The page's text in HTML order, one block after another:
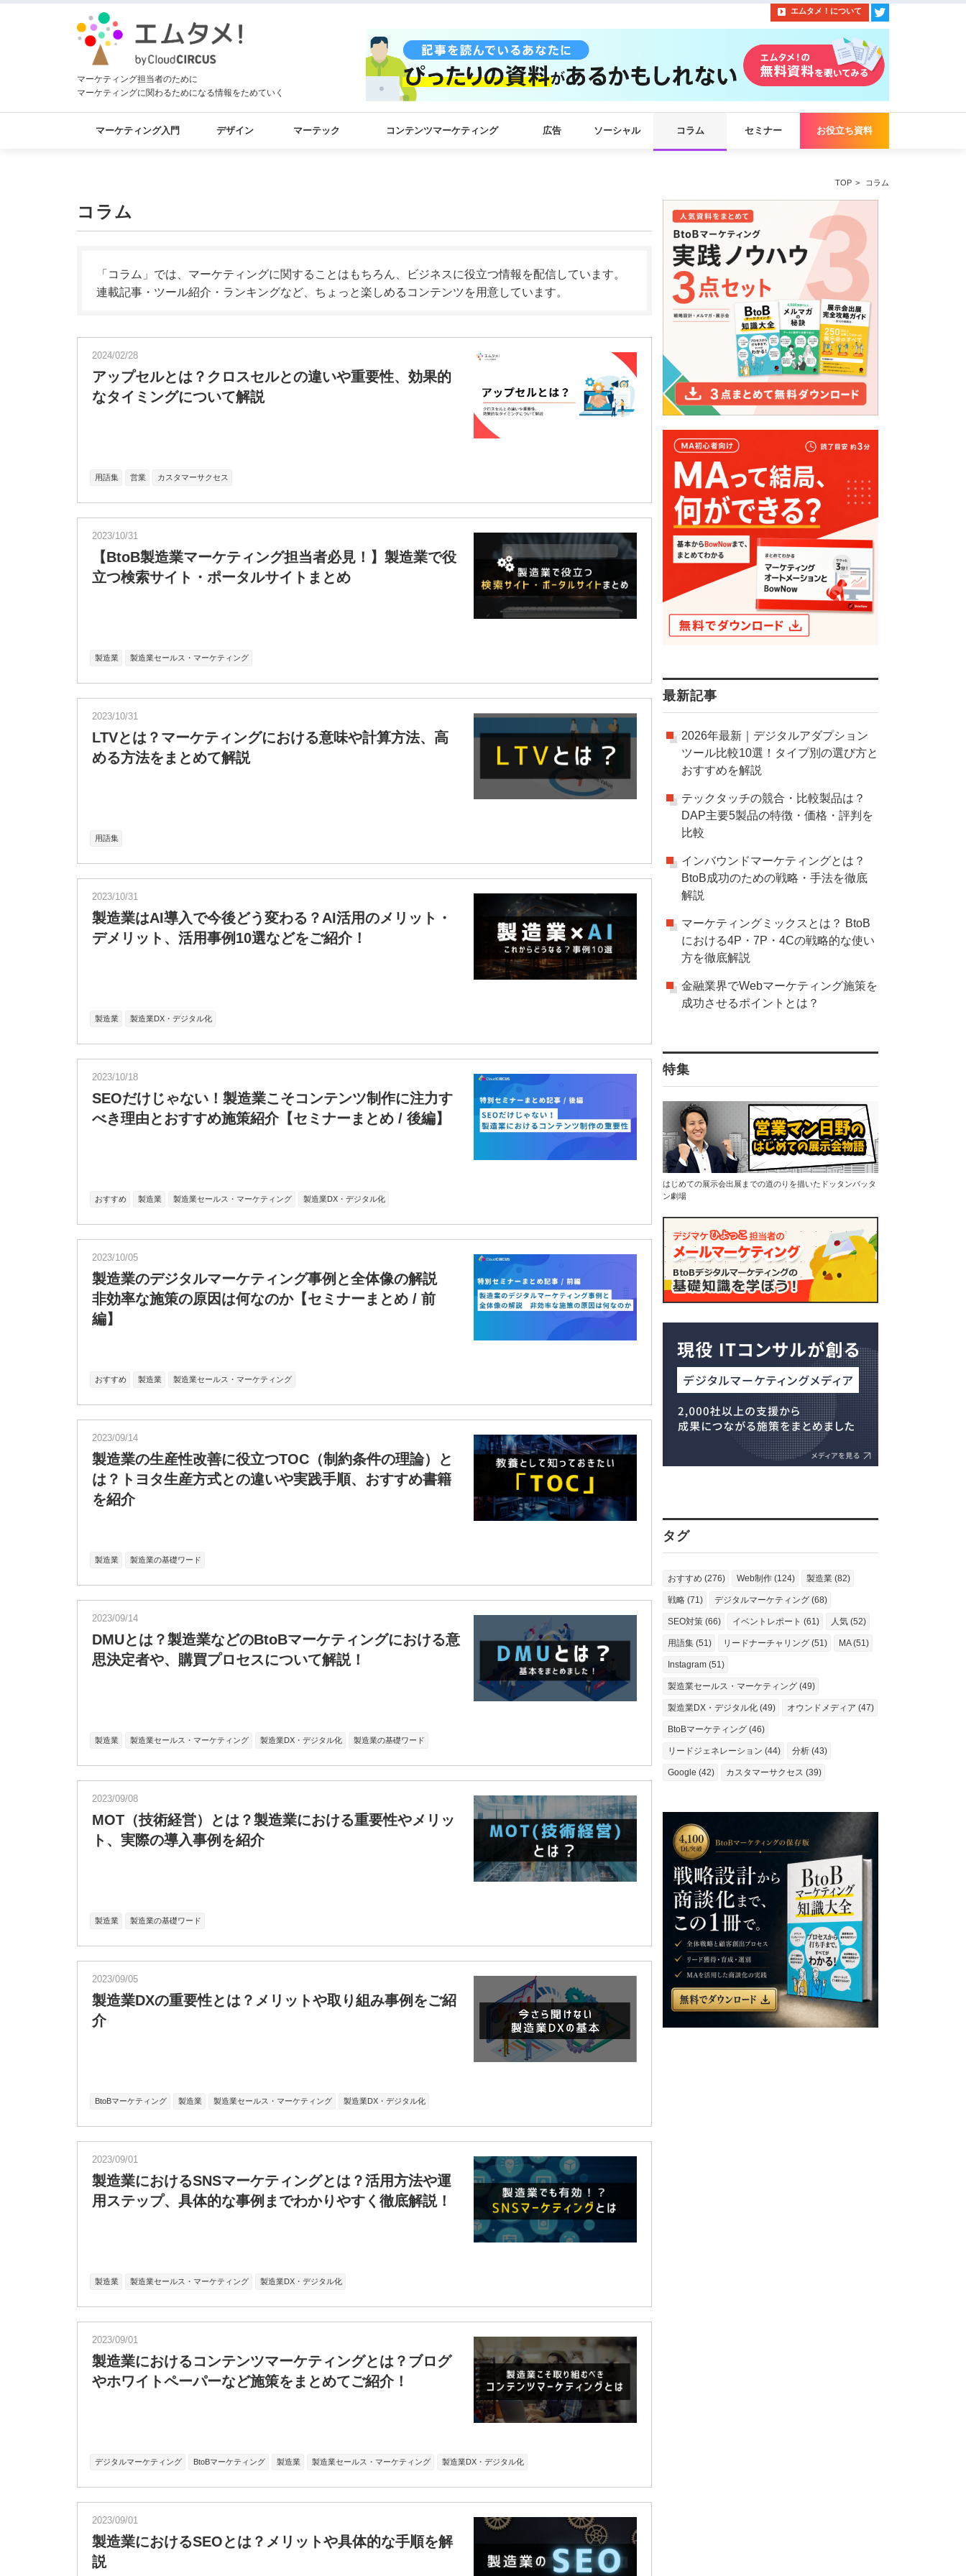
エムタメ！について
マーケティング担当者のために
マーケティングに関わるためになる情報をためていく
マーケティング入門 デザイン マーテック コンテンツマーケティング 広告 ソーシャル コラム セミナー お役立ち資料
TOP コラム
コラム
「コラム」では、マーケティングに関することはもちろん、ビジネスに役立つ情報を配信しています。
連載記事・ツール紹介・ランキングなど、ちょっと楽しめるコンテンツを用意しています。
2024/02/28
アップセルとは？クロスセルとの違いや重要性、効果的
なタイミングについて解説
用語集 営業 カスタマーサクセス
2023/10/31
【BtoB製造業マーケティング担当者必見！】製造業で役
立つ検索サイト・ポータルサイトまとめ
製造業 製造業セールス・マーケティング
2023/10/31
LTVとは？マーケティングにおける意味や計算方法、高
める方法をまとめて解説
用語集
2023/10/31
製造業はAI導入で今後どう変わる？AI活用のメリット・
デメリット、活用事例10選などをご紹介！
製造業 製造業DX・デジタル化
2023/10/18
SEOだけじゃない！製造業こそコンテンツ制作に注力す
べき理由とおすすめ施策紹介【セミナーまとめ / 後編】
おすすめ 製造業 製造業セールス・マーケティング 製造業DX・デジタル化
2023/10/05
製造業のデジタルマーケティング事例と全体像の解説
非効率な施策の原因は何なのか【セミナーまとめ / 前
編】
おすすめ 製造業 製造業セールス・マーケティング
2023/09/14
製造業の生産性改善に役立つTOC（制約条件の理論）と
は？トヨタ生産方式との違いや実践手順、おすすめ書籍
を紹介
製造業 製造業の基礎ワード
2023/09/14
DMUとは？製造業などのBtoBマーケティングにおける意
思決定者や、購買プロセスについて解説！
製造業 製造業セールス・マーケティング 製造業DX・デジタル化 製造業の基礎ワード
2023/09/08
MOT（技術経営）とは？製造業における重要性やメリッ
ト、実際の導入事例を紹介
製造業 製造業の基礎ワード
2023/09/05
製造業DXの重要性とは？メリットや取り組み事例をご紹
介
BtoBマーケティング 製造業 製造業セールス・マーケティング 製造業DX・デジタル化
2023/09/01
製造業におけるSNSマーケティングとは？活用方法や運
用ステップ、具体的な事例までわかりやすく徹底解説！
製造業 製造業セールス・マーケティング 製造業DX・デジタル化
2023/09/01
製造業におけるコンテンツマーケティングとは？ブログ
やホワイトペーパーなど施策をまとめてご紹介！
デジタルマーケティング BtoBマーケティング 製造業 製造業セールス・マーケティング 製造業DX・デジタル化
2023/09/01
製造業におけるSEOとは？メリットや具体的な手順を解
説
最新記事
2026年最新｜デジタルアダプション
ツール比較10選！タイプ別の選び方と
おすすめを解説
テックタッチの競合・比較製品は？
DAP主要5製品の特徴・価格・評判を
比較
インバウンドマーケティングとは？
BtoB成功のための戦略・手法を徹底
解説
マーケティングミックスとは？ BtoB
における4P・7P・4Cの戦略的な使い
方を徹底解説
金融業界でWebマーケティング施策を
成功させるポイントとは？
特集
はじめての展示会出展までの道のりを描いたドッタンバッタ
ン劇場
タグ
おすすめ (276) Web制作 (124) 製造業 (82)
戦略 (71) デジタルマーケティング (68)
SEO対策 (66) イベントレポート (61) 人気 (52)
用語集 (51) リードナーチャリング (51) MA (51)
Instagram (51)
製造業セールス・マーケティング (49)
製造業DX・デジタル化 (49) オウンドメディア (47)
BtoBマーケティング (46)
リードジェネレーション (44) 分析 (43)
Google (42) カスタマーサクセス (39)